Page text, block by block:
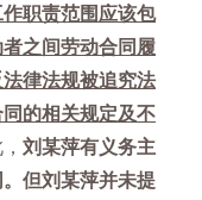
职责范围应该包
之间劳动合同履
律法规被追究法
的相关规定及不
刘某萍有义务主
但刘某萍并未提